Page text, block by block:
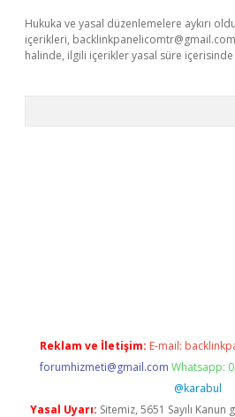
Hukuka ve yasal düzenlemelere aykırı
içerikleri, backlinkpanelicomtr@gmail.com
halinde, ilgili içerikler yasal süre içerisinde
Reklam ve İletişim: E-mail:
forumhizmeti@gmail.com Whatsapp:
@karabul
Yasal Uyarı: Sitemiz, 5651 Sayılı